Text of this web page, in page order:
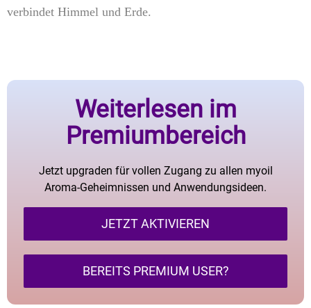
verbindet Himmel und Erde.
Weiterlesen im
Premiumbereich
Jetzt upgraden für vollen Zugang zu allen myoil
Aroma-Geheimnissen und Anwendungsideen.
JETZT AKTIVIEREN
BEREITS PREMIUM USER?